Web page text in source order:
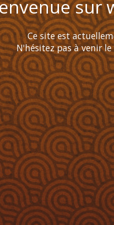
sur
Ce site est
N'hésitez pas à venir